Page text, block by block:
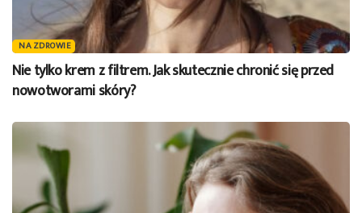
NA ZDROWIE
Nie tylko krem z filtrem. Jak skutecznie chronić się przed
nowotworami skóry?